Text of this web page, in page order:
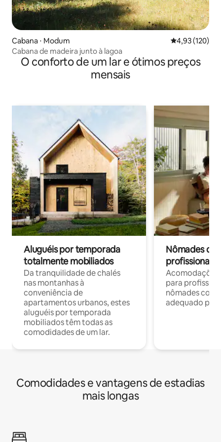
Cabana ⋅ Modum 4,93 de uma
4,93 (120)
Cabana de madeira junto à lagoa
O conforto de um lar e ótimos preços
mensais
Aluguéis por temporada
totalmente mobiliados
Da tranquilidade de chalés
nas montanhas à
conveniência de
apartamentos urbanos, estes
aluguéis por temporada
mobiliados têm todas as
comodidades de um lar.
Nômades
profissionais
para
nômades com
adequado
Comodidades e vantagens de estadias
mais longas